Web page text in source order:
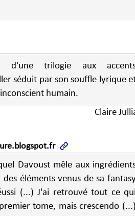
d'une trilogie aux
séduit par son souffle lyrique
humain.
Claire
Davoust mêle aux
éléments venus de sa
(...) J'ai retrouvé tout ce
tome, mais crescendo